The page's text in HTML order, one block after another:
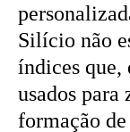
Silício não
índices que,
usados para
formação